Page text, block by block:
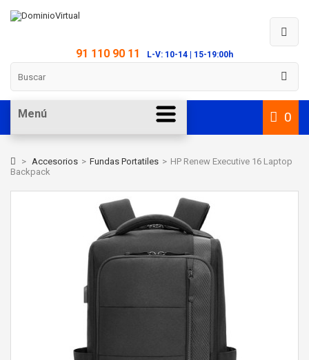
91 110 90 11 L-V: 10-14 | 15-19:00h
0
Menú
> Accesorios > Fundas Portatiles > HP Renew Executive 16 Laptop
Backpack